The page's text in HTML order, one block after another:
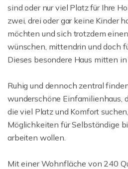
sind oder nur viel Platz für Ihre
zwei, drei oder gar keine Kinder
möchten und sich trotzdem
wünschen, mittendrin und doch
Dieses besondere Haus mitten
Ruhig und dennoch zentral
wunderschöne Einfamilienhaus,
die viel Platz und Komfort
Möglichkeiten für Selbständige
arbeiten wollen.
Mit einer Wohnfläche von 240